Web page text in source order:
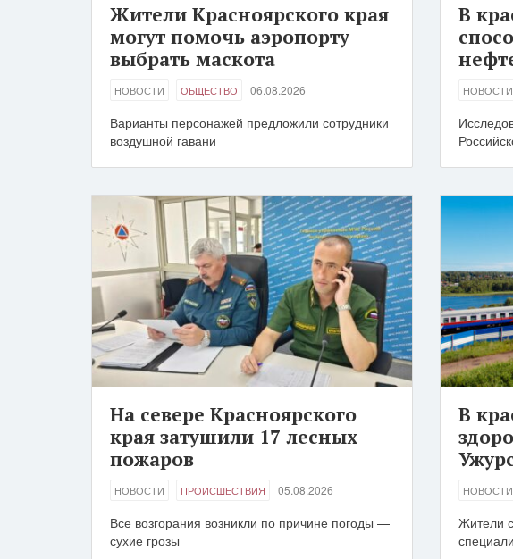
Жители Красноярского края
могут помочь аэропорту
выбрать маскота
НОВОСТИ ОБЩЕСТВО 06.08.2026
Варианты персонажей предложили сотрудники
воздушной гавани
В
НОВОСТИ
На севере Красноярского
края затушили 17 лесных
пожаров
НОВОСТИ ПРОИСШЕСТВИЯ 05.08.2026
Все возгорания возникли по причине погоды —
сухие грозы
В
НОВОСТИ
Жители